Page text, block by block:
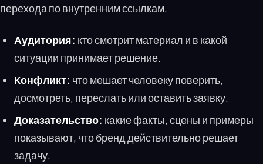
перехода по внутренним ссылкам.
Аудитория: кто смотрит материал и в какой
ситуации принимает решение.
Конфликт: что мешает человеку поверить,
досмотреть, переслать или оставить заявку.
Доказательство: какие факты, сцены и примеры
показывают, что бренд действительно решает
задачу.